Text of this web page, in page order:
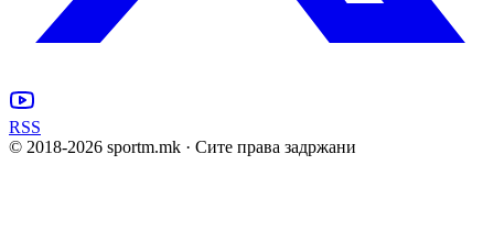
RSS
© 2018-2026 sportm.mk · Сите права задржани